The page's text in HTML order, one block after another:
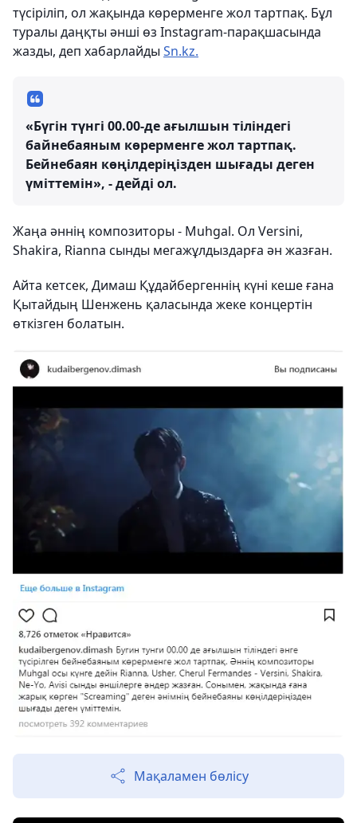
түсіріліп, ол жақында көрерменге жол тартпақ. Бұл
туралы даңқты әнші өз Instagram-парақшасында
жазды, деп хабарлайды Sn.kz.
«Бүгін түнгі 00.00-де ағылшын тіліндегі
байнебаяным көрерменге жол тартпақ.
Бейнебаян көңілдеріңізден шығады деген
үміттемін», - дейді ол.
Жаңа әннің композиторы - Muhgal. Ол Versini,
Shakira, Rianna сынды мегажұлдыздарға ән жазған.
Айта кетсек, Димаш Құдайбергеннің күні кеше ғана
Қытайдың Шенжень қаласында жеке концертін
өткізген болатын.
Мақаламен бөлісу